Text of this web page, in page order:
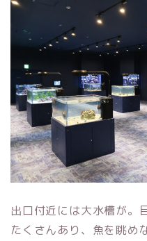
出口付近には大水槽が。
たくさんあり、魚を眺め